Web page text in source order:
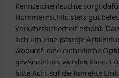
Kennzeichenleuchte sorgt
Nummernschild stets gut
Verkehrssicherheit erhöht.
sich um eine paarige
wodurch eine einheitliche
gewährleistet werden kann.
bitte Acht auf die korrekte